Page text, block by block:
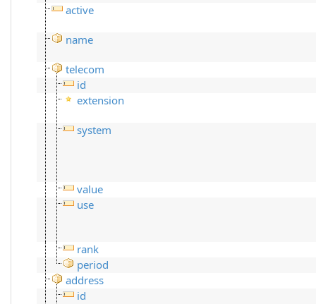
active
name
telecom
id
extension
system
value
use
rank
period
address
id